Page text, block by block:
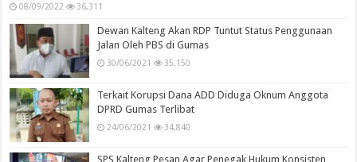
08/09/2022 36,311
Dewan Kalteng Akan RDP Tuntut Status Penggunaan
Jalan Oleh PBS di Gumas
30/06/2021 35,150
Terkait Korupsi Dana ADD Diduga Oknum Anggota
DPRD Gumas Terlibat
24/06/2021 34,840
SPS Kalteng Pesan Agar Penegak Hukum Konsisten